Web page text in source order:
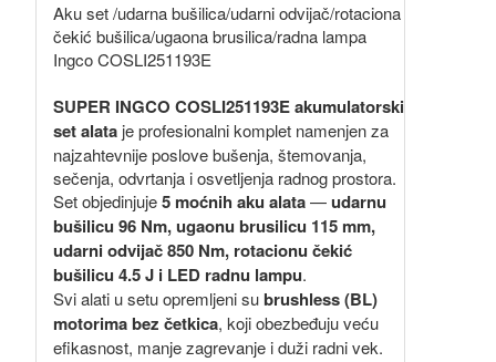
Aku set /udarna bušilica/udarni odvijač/rotaciona
čekić bušilica/ugaona brusilica/radna lampa
Ingco COSLI251193E
SUPER INGCO COSLI251193E akumulatorski
set alata je profesionalni komplet namenjen za
najzahtevnije poslove bušenja, štemovanja,
sečenja, odvrtanja i osvetljenja radnog prostora.
Set objedinjuje5 moćnih aku alata—udarnu
bušilicu 96 Nm, ugaonu brusilicu 115 mm,
udarni odvijač 850 Nm, rotacionu čekić
bušilicu 4.5 J i LED radnu lampu.
Svi alati u setu opremljeni subrushless (BL)
motorima bez četkica, koji obezbeđuju veću
efikasnost, manje zagrevanje i duži radni vek.